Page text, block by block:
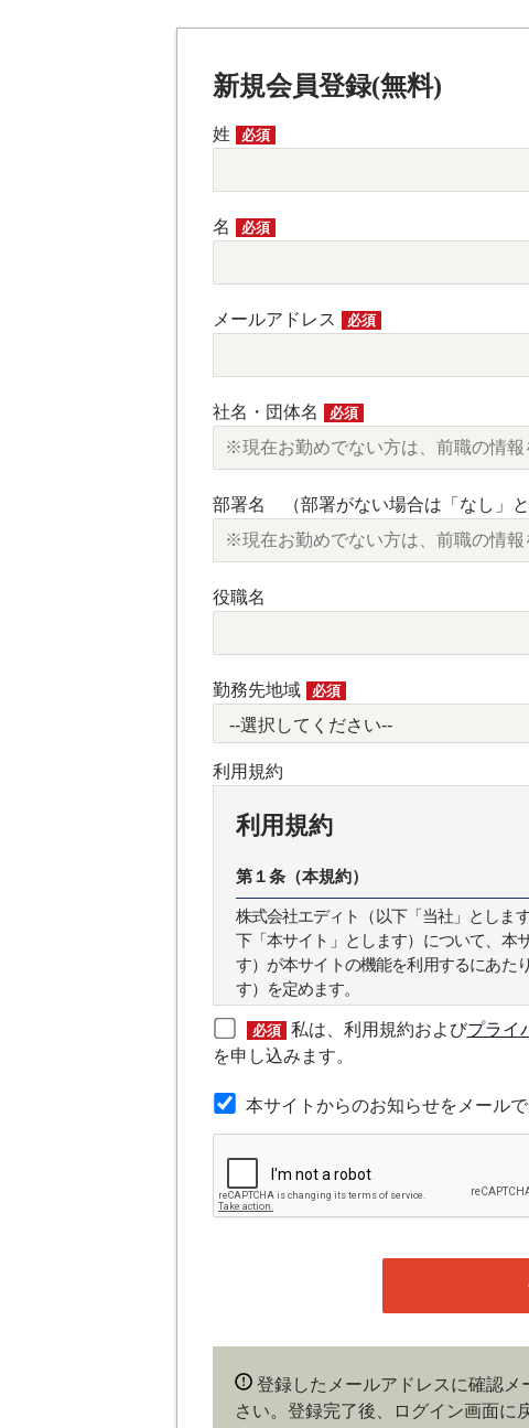
新規会員登録(無料)
姓 必須
名 必須
メールアドレス 必須
社名・団体名 必須
部署名 （部署がない場合は「なし」と
役職名
勤務先地域 必須
利用規約
利用規約
第１条（本規約）
株式会社エディト（以下「当社」としま
下「本サイト」とします）について、本
す）が本サイトの機能を利用するにあた
す）を定めます。
第２条（本規約の範囲）
第３条（会員）
本サイトの会員は、機関投資家や金融機
の他金融ビジネスに携わる企業や官公庁
れかに該当していることを条件とし、登
ある場合や本規約に違反するおそれがあ
第４条（ユーザー名とパスワードの管
ユーザー名およびパスワードの利用、管
会員は、ユーザー名およびパスワードの
必須 私は、利用規約およびプライ
を申し込みます。
本サイトからのお知らせをメールで
登録したメールアドレスに確認
さい。登録完了後、ログイン画面に